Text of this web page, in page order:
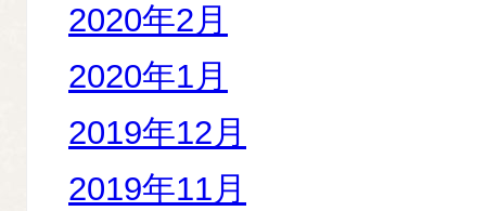
2020年2月
2020年1月
2019年12月
2019年11月